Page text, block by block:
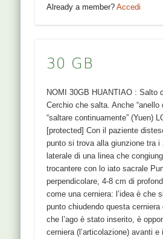
Already a member?Accedi
30 GB
NOMI 30GB HUANTIAO : Salto
Cerchio che salta. Anche “anello
“saltare continuamente” (Yuen)
[protected] Con il paziente
punto si trova alla giunzione tra i
laterale di una linea che
trocantere con lo iato sacrale
perpendicolare, 4-8 cm di
come una cerniera: l’idea è che
punto chiudendo questa cerniera
che l’ago è stato inserito, è
cerniera (l’articolazione) avanti e